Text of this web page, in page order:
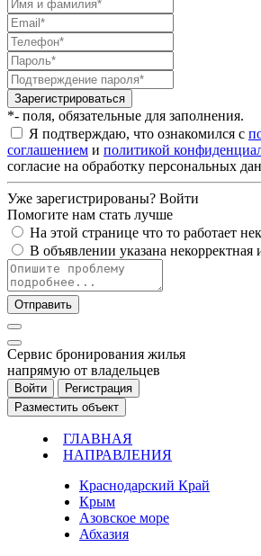
Зарегистрироваться
*- поля, обязательные для заполнения.
Я подтверждаю, что ознакомился с
соглашением и политикой
согласие на обработку персональных
Уже зарегистрированы? Войти
Помогите нам стать лучше
На этой странице что то работает
В объявлении указана
Отправить
Cервис бронирования жилья
напрямую от владельцев
Войти
Регистрация
Разместить объект
ГЛАВНАЯ
НАПРАВЛЕНИЯ
Краснодарский Край
Крым
Азовское море
Абхазия